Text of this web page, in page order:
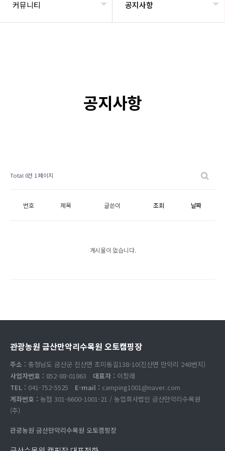
커뮤니티 공지사항
공지사항
Total 0건 1 페이지
번호 제목 글쓴이 조회 날짜
게시물이 없습니다.
관광농원 금산만악리수목원 오토캠핑장
주소 : 충청남도 금산군 진산면 초미동길138-10(진산면 만악리 248번지)
사업자번호 : 852-88-01863 대표자 : 이창래
TEL : 041-752-5525 E-mail : camping1001@naver.com
계좌번호 : 농협 301-6600-1001-21 / 농업회사법인 금산만악리수목원
(주)
관광농원 금산만악리수목원 오토캠핑장